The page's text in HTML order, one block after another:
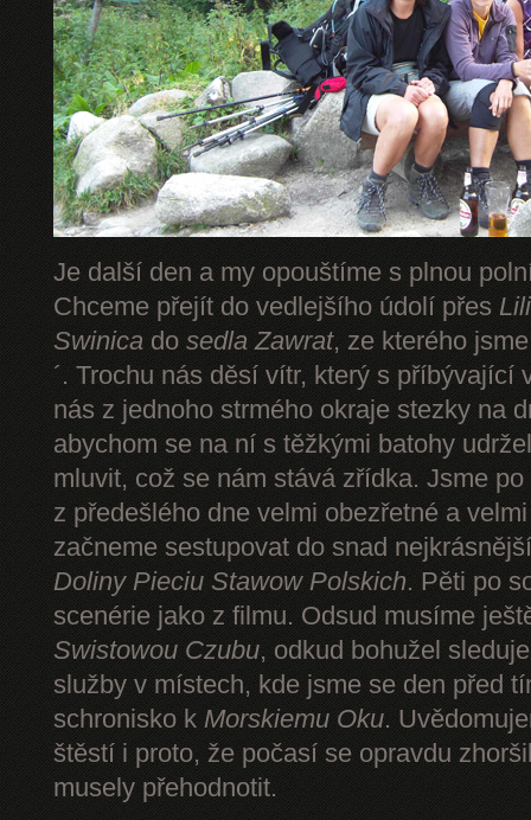
Je další den a my opouštíme s plnou
Chceme přejít do vedlejšího údolí přes
Swinica do sedla Zawrat, ze kterého
´. Trochu nás děsí vítr, který s příbývající
nás z jednoho strmého okraje stezky na
abychom se na ní s těžkými batohy
mluvit, což se nám stává zřídka. Jsme
z předešlého dne velmi obezřetné a
začneme sestupovat do snad
Doliny Pieciu Stawow Polskich. Pěti po
scenérie jako z filmu. Odsud musíme
Swistowou Czubu, odkud bohužel
služby v místech, kde jsme se den před
schronisko k Morskiemu Oku.
štěstí i proto, že počasí se opravdu
musely přehodnotit.